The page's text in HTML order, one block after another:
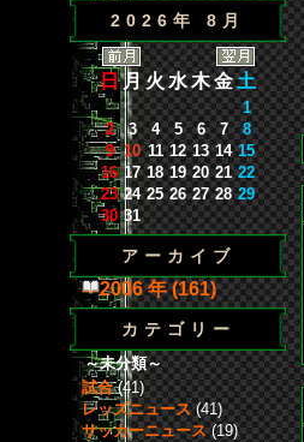
2026年 8月
日月火水木金土
1
2
3 4 5 6 7
8
9 10 11 12 13 14 15
16 17 18 19 20 21 22
23 24 25 26 27 28 29
30 31
アーカイブ
2006 年 (161)
カテゴリー
～未分類～
試合(41)
レッズニュース(41)
サッカーニュース(19)